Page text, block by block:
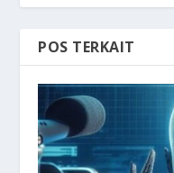
POS TERKAIT